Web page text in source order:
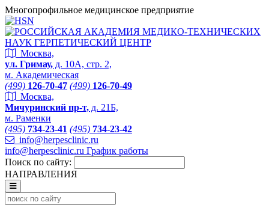
Многопрофильное медицинское предприятие
Москва,
ул. Гримау, д. 10А, стр. 2,
м. Академическая
(499) 126-70-47 (499) 126-70-49
Москва,
Мичуринский пр-т, д. 21Б,
м. Раменки
(495) 734-23-41 (495) 734-23-42
info@herpesclinic.ru
info@herpesclinic.ru График работы
Поиск по сайту:
НАПРАВЛЕНИЯ